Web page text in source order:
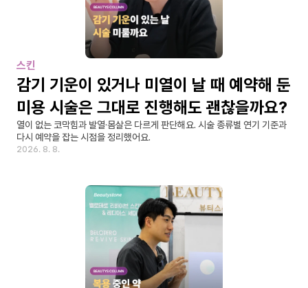
스킨
감기 기운이 있거나 미열이 날 때 예약해 둔
미용 시술은 그대로 진행해도 괜찮을까요?
열이 없는 코막힘과 발열·몸살은 다르게 판단해요. 시술 종류별 연기 기준과
다시 예약을 잡는 시점을 정리했어요.
2026. 8. 8.